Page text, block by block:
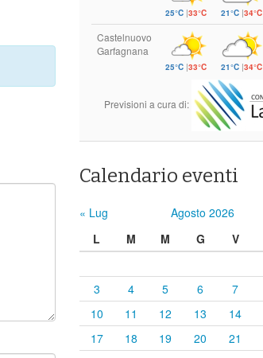
25°C |33°C 21°C |34°C
Castelnuovo
Garfagnana
25°C |33°C 21°C |34°C
Previsioni a cura di:
Calendario eventi
« Lug Agosto 2026
L
M M G V
3
4 5 6 7
10
11 12 13 14
17
18 19 20 21